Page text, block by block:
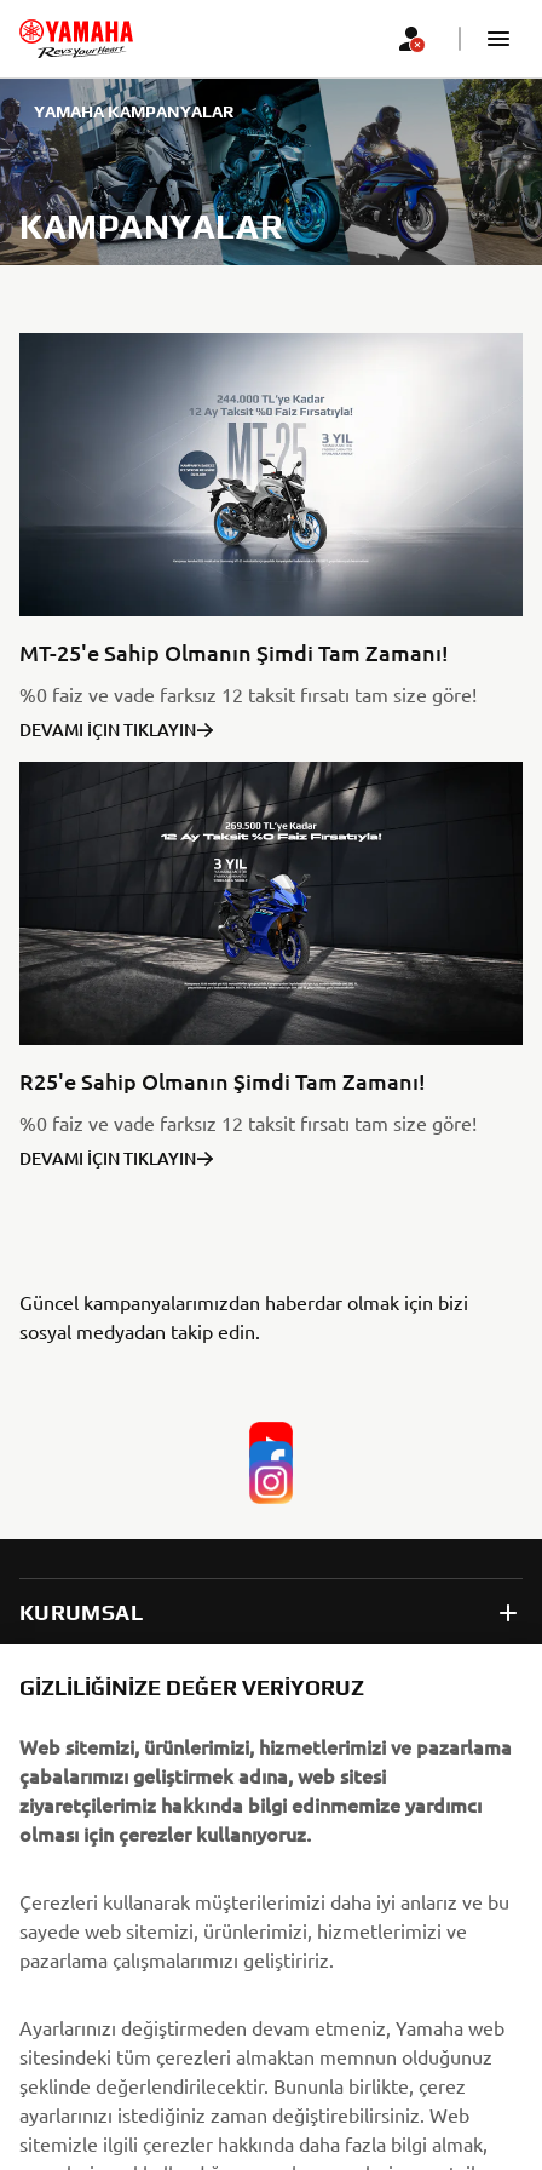
YAMAHA KAMPANYALAR
KAMPANYALAR
MT-25'e Sahip Olmanın Şimdi Tam Zamanı!
%0 faiz ve vade farksız 12 taksit fırsatı tam size göre!
DEVAMI İÇIN TIKLAYIN
R25'e Sahip Olmanın Şimdi Tam Zamanı!
%0 faiz ve vade farksız 12 taksit fırsatı tam size göre!
DEVAMI İÇIN TIKLAYIN
Güncel kampanyalarımızdan haberdar olmak için bizi
sosyal medyadan takip edin.
KURUMSAL
B2B
DAHA FAZLA YAMAHA
DESTEK
BÜLTEN
En son fırsatları, özel etkinlikleri, yeni çıkan ürünleri ve daha
fazlasını ilk öğrenen siz olun
ABONE OL
GIZLILIĞINIZE DEĞER VERIYORUZ
Web sitemizi, ürünlerimizi, hizmetlerimizi ve pazarlama
çabalarımızı geliştirmek adına, web sitesi
ziyaretçilerimiz hakkında bilgi edinmemize yardımcı
olması için çerezler kullanıyoruz.
Çerezleri kullanarak müşterilerimizi daha iyi anlarız ve bu
sayede web sitemizi, ürünlerimizi, hizmetlerimizi ve
pazarlama çalışmalarımızı geliştiririz.
Ayarlarınızı değiştirmeden devam etmeniz, Yamaha web
sitesindeki tüm çerezleri almaktan memnun olduğunuz
şeklinde değerlendirilecektir. Bununla birlikte, çerez
ayarlarınızı istediğiniz zaman değiştirebilirsiniz. Web
sitemizle ilgili çerezler hakkında daha fazla bilgi almak,